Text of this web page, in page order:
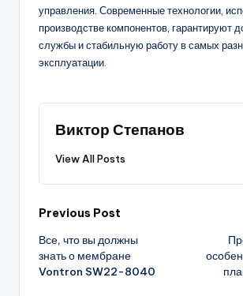
управления. Современные технологии,
производстве компонентов, гарантируют
службы и стабильную работу в самых
эксплуатации.
Виктор Степанов
View All Posts
Post
navigation
Previous Post
Все, что вы должны
знать о мембране
Vontron SW22-8040